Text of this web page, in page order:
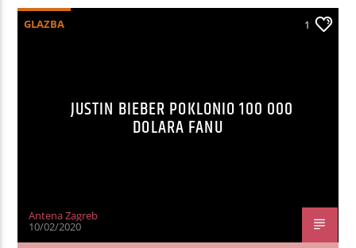
GLAZBA 1
JUSTIN BIEBER POKLONIO 100 000
DOLARA FANU
Antena Zagreb
10/02/2020